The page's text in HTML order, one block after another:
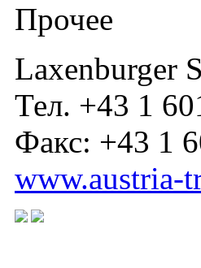
Прочее
Laxenburger
Тел. +43 1
Факс: +43 1
www.austria-